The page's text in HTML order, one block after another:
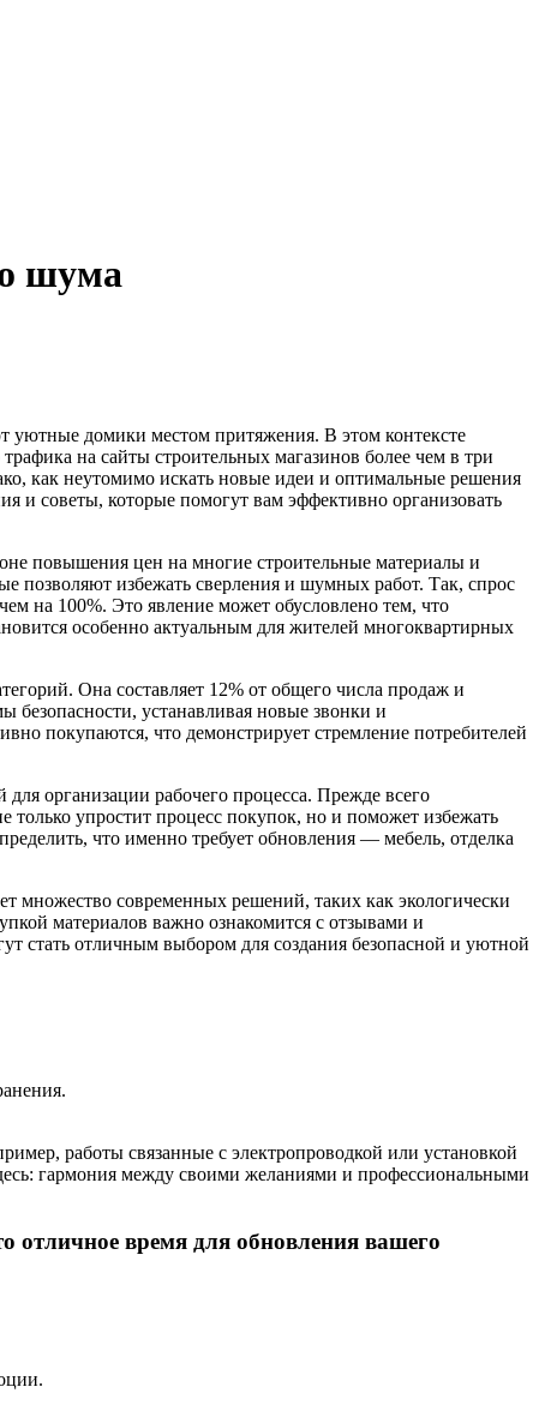
шума
уютные домики местом притяжения. В этом контексте
на сайты строительных магазинов более чем в три
как неутомимо искать новые идеи и оптимальные решения
и советы, которые помогут вам эффективно организовать
повышения цен на многие строительные материалы и
позволяют избежать сверления и шумных работ. Так, спрос
на 100%. Это явление может обусловлено тем, что
особенно актуальным для жителей многоквартирных
Она составляет 12% от общего числа продаж и
безопасности, устанавливая новые звонки и
покупаются, что демонстрирует стремление потребителей
организации рабочего процесса. Прежде всего
только упростит процесс покупок, но и поможет избежать
что именно требует обновления — мебель, отделка
множество современных решений, таких как экологически
материалов важно ознакомится с отзывами и
стать отличным выбором для создания безопасной и уютной
работы связанные с электропроводкой или установкой
гармония между своими желаниями и профессиональными
отличное время для обновления вашего